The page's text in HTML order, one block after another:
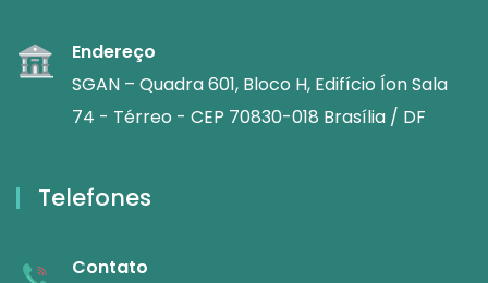
Endereço
SGAN – Quadra 601, Bloco H, Edifício Íon Sala
74 - Térreo - CEP 70830-018 Brasília / DF
Telefones
Contato